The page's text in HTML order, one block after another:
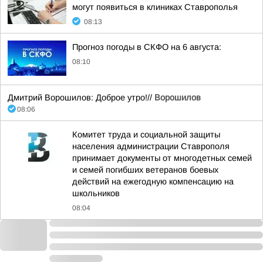
могут появиться в клиниках Ставрополья
08:13
Прогноз погоды в СКФО на 6 августа:
08:10
Дмитрий Ворошилов: Доброе утро!// Ворошилов
08:06
Комитет труда и социальной защиты
населения администрации Ставрополя
принимает документы от многодетных семей
и семей погибших ветеранов боевых
действий на ежегодную компенсацию на
школьников
08:04